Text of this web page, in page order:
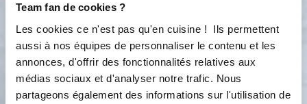
Team fan de cookies ?
Les cookies ce n'est pas qu'en cuisine ! Ils permettent
aussi à nos équipes de personnaliser le contenu et les
annonces, d'offrir des fonctionnalités relatives aux
médias sociaux et d'analyser notre trafic. Nous
partageons également des informations sur l'utilisation de
3
6
Etape facultative : pour lisser la
compote mixer 9 TURBOS. Si vous
souhaitez la conserver vous pouvez la